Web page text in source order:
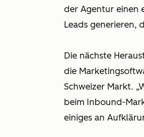
der Agentur einen
Leads generieren,
Die nächste
die
Schweizer Markt.
beim Inbound-
einiges an